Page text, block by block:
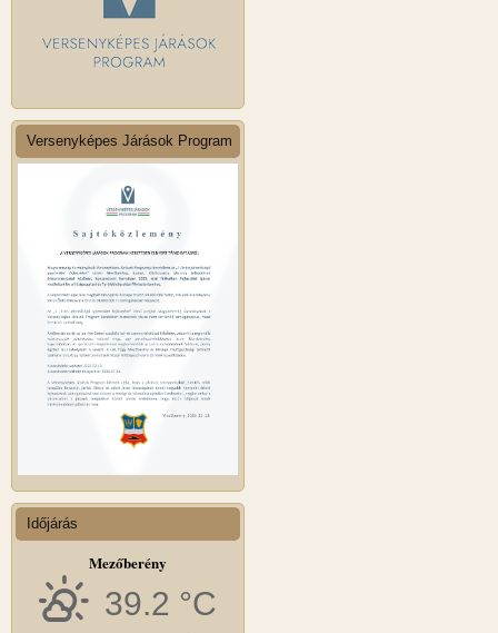
Versenyképes Járások Program
Időjárás
Mezőberény
39.2 °C